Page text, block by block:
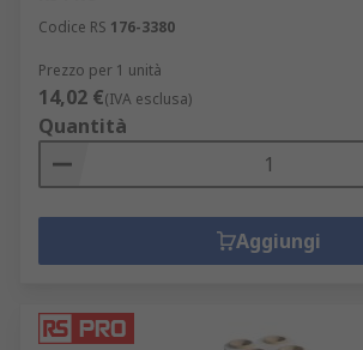
Codice RS 176-3380
Prezzo per 1 unità
14,02 €(IVA esclusa)
Quantità
Aggiungi